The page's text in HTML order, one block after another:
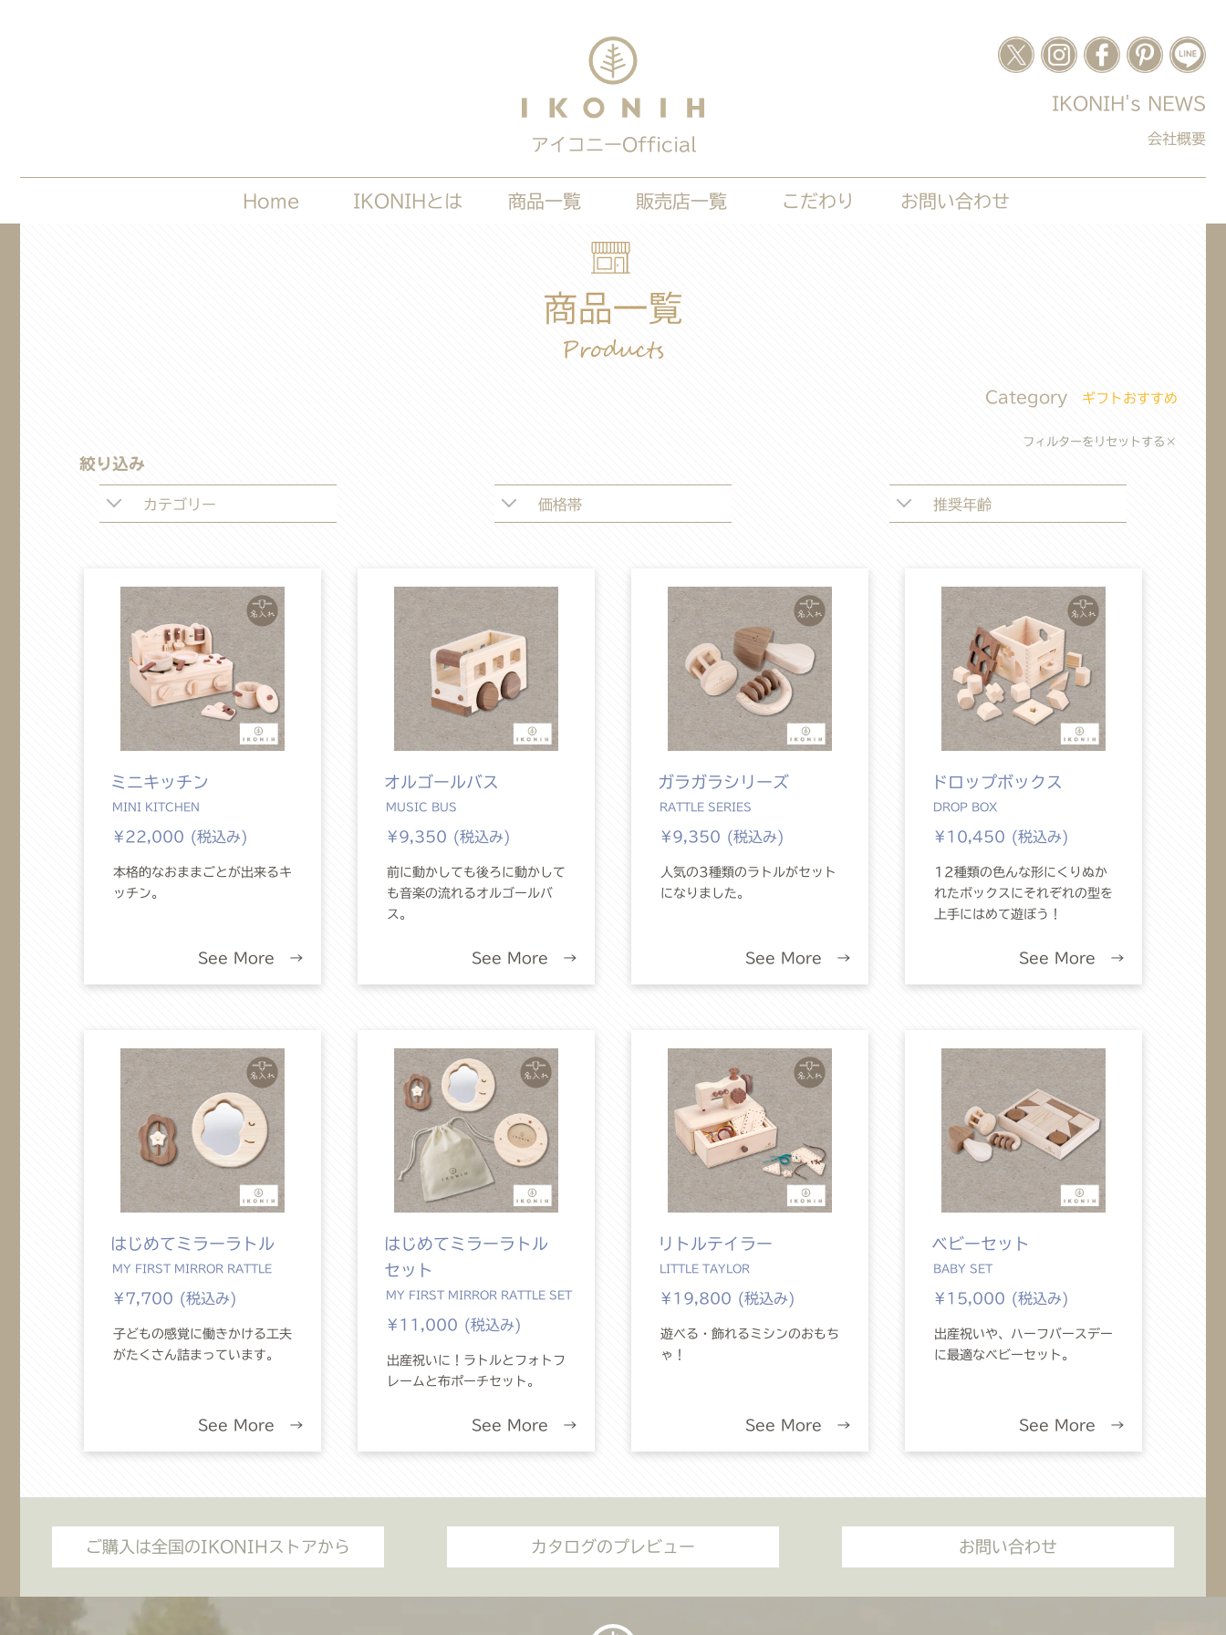
アイコニーOfficial
IKONIH's NEWS
会社概要
Home IKONIHとは 商品一覧 販売店一覧 こだわり お問い合わせ
Category ギフトおすすめ
フィルターをリセットする×
絞り込み
カテゴリー 価格帯 推奨年齢
ミニキッチン
MINI KITCHEN
¥22,000 (税込み)
本格的なおままごとが出来るキ
ッチン。
See More →
オルゴールバス
MUSIC BUS
¥9,350 (税込み)
前に動かしても後ろに動かして
も音楽の流れるオルゴールバ
ス。
See More →
ガラガラシリーズ
RATTLE SERIES
¥9,350 (税込み)
人気の3種類のラトルがセット
になりました。
See More →
ドロップボックス
DROP BOX
¥10,450 (税込み)
12種類の色んな形にくりぬか
れたボックスにそれぞれの型を
上手にはめて遊ぼう！
See More →
はじめてミラーラトル
MY FIRST MIRROR RATTLE
¥7,700 (税込み)
子どもの感覚に働きかける工夫
がたくさん詰まっています。
See More →
はじめてミラーラトル
セット
MY FIRST MIRROR RATTLE SET
¥11,000 (税込み)
出産祝いに！ラトルとフォトフ
レームと布ポーチセット。
See More →
リトルテイラー
LITTLE TAYLOR
¥19,800 (税込み)
遊べる・飾れるミシンのおもち
ゃ！
See More →
ベビーセット
BABY SET
¥15,000 (税込み)
出産祝いや、ハーフバースデー
に最適なベビーセット。
See More →
ご購入は全国のIKONIHストアから カタログのプレビュー お問い合わせ